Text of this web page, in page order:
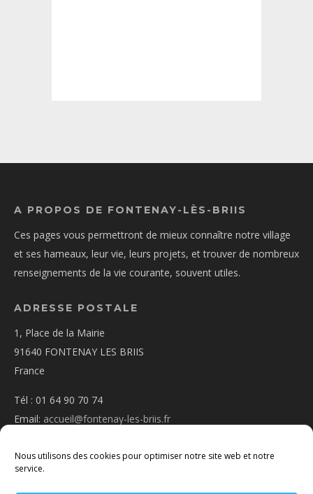
Nous utilisons des cookies pour optimiser notre site web et notre
service.
A PROPOS DE FONTENAY-LÈS-BRIIS
Ces pages vous permettront de mieux connaître notre village
et ses hameaux, leur vie, leurs projets, et trouver de nombreux
renseignements de la vie courante, souvent utiles.
ADRESSE POSTALE
1, Place de la Mairie
91640 FONTENAY LES BRIIS
France
Tél : 01 64 90 70 74
Email: accueil@fontenay-les-briis.fr